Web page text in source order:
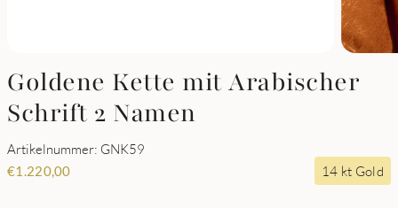
Goldene Kette mit Arabischer
Schrift 2 Namen
Artikelnummer: GNK59
€1.220,00 14 kt Gold